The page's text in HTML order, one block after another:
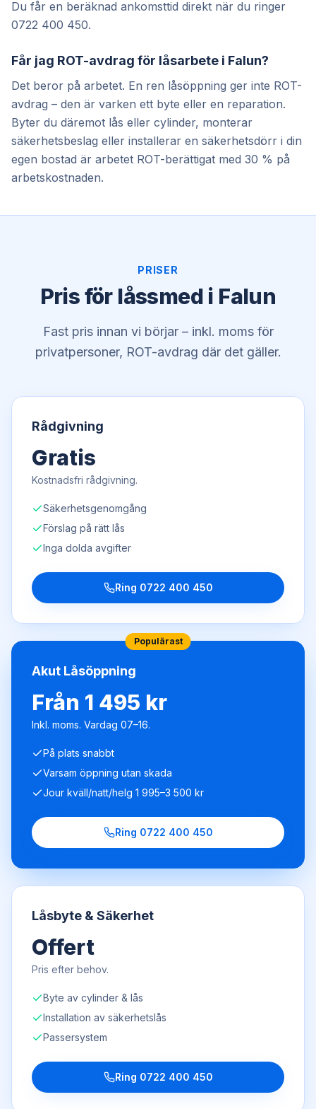
Du får en beräknad ankomsttid direkt när du ringer
0722 400 450.
Får jag ROT-avdrag för låsarbete i Falun?
Det beror på arbetet. En ren låsöppning ger inte ROT-
avdrag – den är varken ett byte eller en reparation.
Byter du däremot lås eller cylinder, monterar
säkerhetsbeslag eller installerar en säkerhetsdörr i din
egen bostad är arbetet ROT-berättigat med 30 % på
arbetskostnaden.
PRISER
Pris för låssmed i Falun
Fast pris innan vi börjar – inkl. moms för
privatpersoner, ROT-avdrag där det gäller.
Rådgivning
Gratis
Kostnadsfri rådgivning.
Säkerhetsgenomgång
Förslag på rätt lås
Inga dolda avgifter
Ring 0722 400 450
Populärast
Akut Låsöppning
Från 1 495 kr
Inkl. moms. Vardag 07–16.
På plats snabbt
Varsam öppning utan skada
Jour kväll/natt/helg 1 995–3 500 kr
Ring 0722 400 450
Låsbyte & Säkerhet
Offert
Pris efter behov.
Byte av cylinder & lås
Installation av säkerhetslås
Passersystem
Ring 0722 400 450